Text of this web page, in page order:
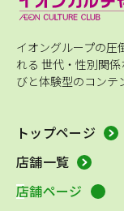
イオングループの圧
れる 世代・性別関
びと体験型のコンテ
トップページ
店舗一覧
店舗ページ